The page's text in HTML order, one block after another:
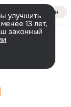
Войти
улучшить
13 лет,
законный